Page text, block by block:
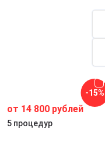
от 14 800 рублей
5 процедур
-15%